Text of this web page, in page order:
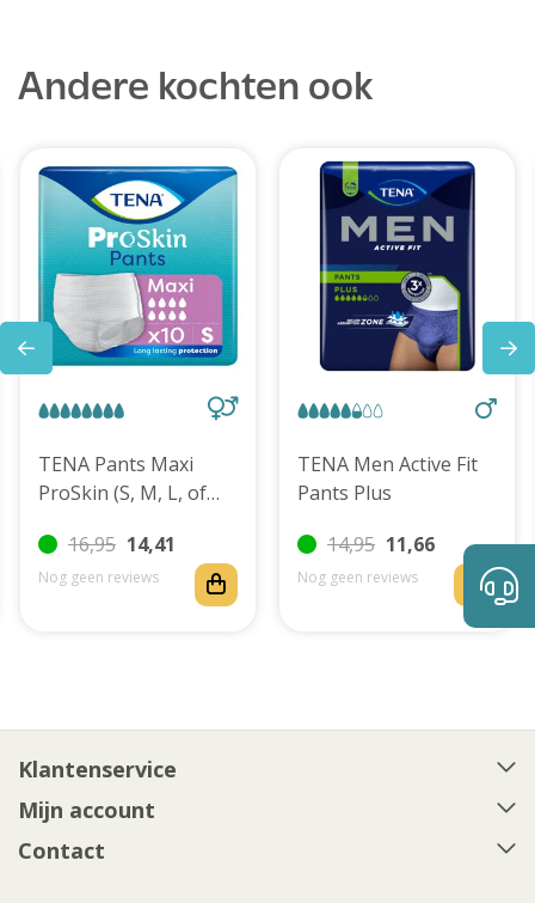
Andere kochten ook
TENA Pants Maxi
ProSkin (S, M, L, of
16,95 14,41
Nog geen reviews
TENA Men Active Fit
Pants Plus
14,95 11,66
Nog geen reviews
Klantenservice
Mijn account
Contact